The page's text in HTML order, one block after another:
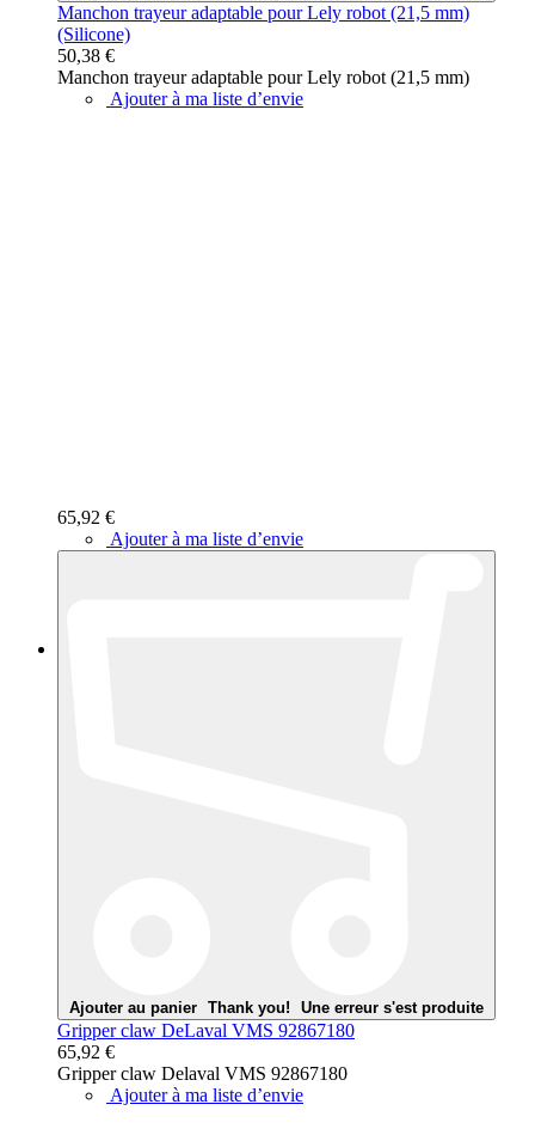
Manchon trayeur adaptable pour Lely robot (21,5 mm)
(Silicone)
50,38 €
Manchon trayeur adaptable pour Lely robot (21,5 mm)
Ajouter à ma liste d’envie
65,92 €
Ajouter à ma liste d’envie
Ajouter au panier Thank you! Une erreur s'est produite
Gripper claw DeLaval VMS 92867180
65,92 €
Gripper claw Delaval VMS 92867180
Ajouter à ma liste d’envie